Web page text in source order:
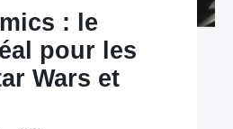
: le
pour les
Wars et